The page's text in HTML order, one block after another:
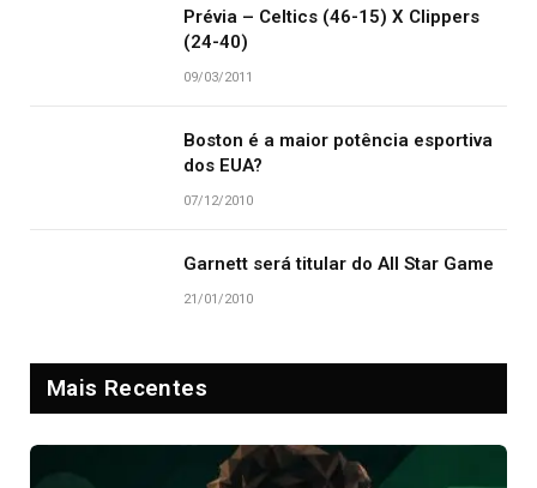
Prévia – Celtics (46-15) X Clippers
(24-40)
09/03/2011
Boston é a maior potência esportiva
dos EUA?
07/12/2010
Garnett será titular do All Star Game
21/01/2010
Mais Recentes